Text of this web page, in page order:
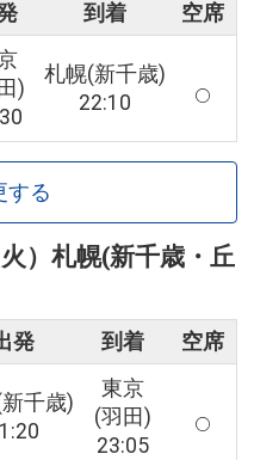
到着 空席
)
札幌(新千歳)
22:10
する
） 札幌(新千歳・丘
発 到着 空席
千歳)
東京
(羽田)
23:05